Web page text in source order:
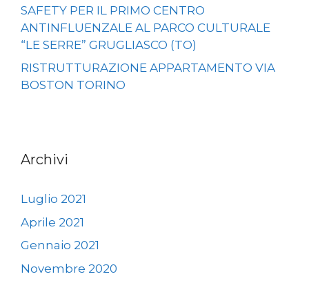
SAFETY PER IL PRIMO CENTRO
ANTINFLUENZALE AL PARCO CULTURALE
“LE SERRE” GRUGLIASCO (TO)
RISTRUTTURAZIONE APPARTAMENTO VIA
BOSTON TORINO
Archivi
Luglio 2021
Aprile 2021
Gennaio 2021
Novembre 2020